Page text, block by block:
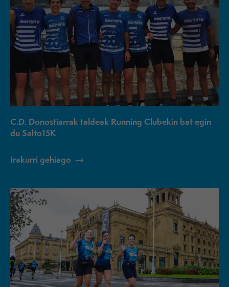
C.D. Donostiarrak taldeak Running Clubekin bat egin
du Salto15K
Irakurri gehiago